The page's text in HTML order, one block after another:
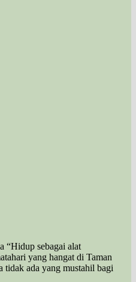
“Hidup sebagai alat
yang hangat di Taman
tidak ada yang mustahil bagi